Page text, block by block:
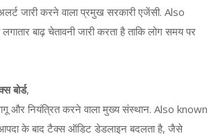
जारी करने वाला प्रमुख सरकारी एजेंसी. Also
बाढ़ चेतावनी जारी करता है ताकि लोग समय पर
बोर्ड,
और नियंत्रित करने वाला मुख्य संस्थान. Also known
के बाद टैक्स ऑडिट डेडलाइन बदलता है, जैसे